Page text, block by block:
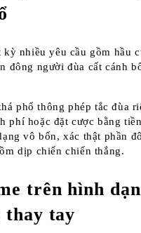
nhiều yêu cầu gồm hầu
đông người đùa cất cánh
phổ thông phép tắc đùa
phí hoặc đặt cược bằng
vô bốn, xác thật phần
dịp chiến chiến thắng.
trên hình
thay tay